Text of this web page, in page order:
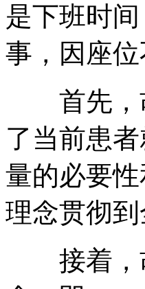
是下班时
事，因座
首先，胡
了当前患
量的必要
理念贯彻
接着，胡